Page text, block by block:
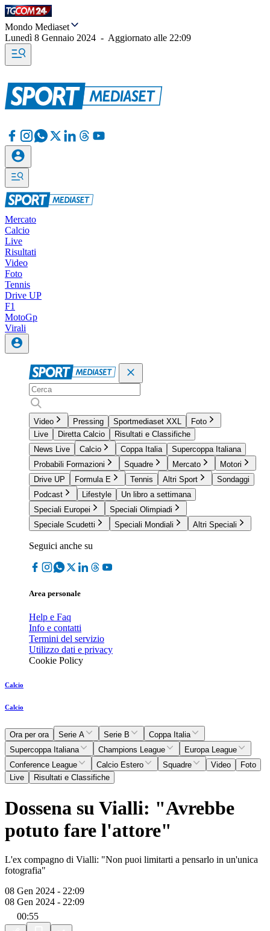
Mondo Mediaset
Lunedì 8 Gennaio 2024 - Aggiornato alle 22:09
Mercato
Calcio
Live
Risultati
Video
Foto
Tennis
Drive UP
F1
MotoGp
Virali
Video Pressing Sportmediaset XXL
Foto
Live
Diretta Calcio
Risultati e Classifiche
News Live
Calcio Coppa Italia
Supercoppa Italiana
Probabili Formazioni
Squadre Mercato
Motori
Drive UP
Formula E Tennis Altri Sport
Sondaggi
Podcast
Lifestyle
Un libro a settimana
Speciali Europei
Speciali Olimpiadi
Speciale Scudetti
Speciali Mondiali Altri Speciali
Seguici anche su
Area personale
Help e Faq
Info e contatti
Termini del servizio
Utilizzo dati e privacy
Cookie Policy
Calcio
Calcio
Ora per ora Serie A Serie B
Coppa Italia
Supercoppa Italiana
Champions League
Europa League
Conference League
Calcio Estero Squadre Video
Foto
Live
Risultati e Classifiche
Dossena su Vialli: "Avrebbe
potuto fare l'attore"
L'ex compagno di Vialli: "Non puoi limitarti a pensarlo in un'unica
fotografia"
08 Gen 2024 - 22:09
08 Gen 2024 - 22:09
00:55